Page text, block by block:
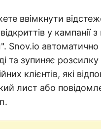
ввімкнути
відкриттів у кампанії
Snov.io автоматично
та зупиняє
клієнтів, які
лист або